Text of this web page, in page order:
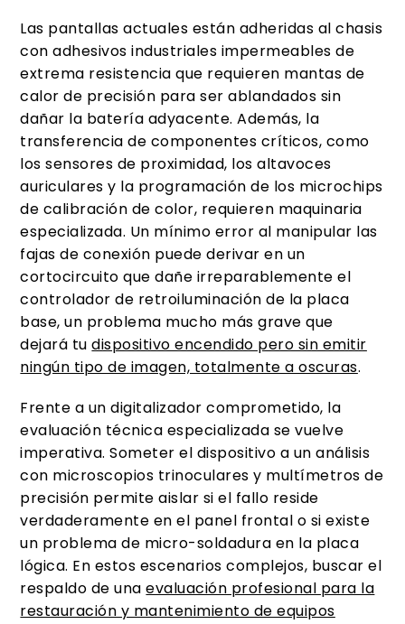
Las pantallas actuales están adheridas al chasis
con adhesivos industriales impermeables de
extrema resistencia que requieren mantas de
calor de precisión para ser ablandados sin
dañar la batería adyacente. Además, la
transferencia de componentes críticos, como
los sensores de proximidad, los altavoces
auriculares y la programación de los microchips
de calibración de color, requieren maquinaria
especializada. Un mínimo error al manipular las
fajas de conexión puede derivar en un
cortocircuito que dañe irreparablemente el
controlador de retroiluminación de la placa
base, un problema mucho más grave que
dejará tudispositivo encendido pero sin emitir
ningún tipo de imagen, totalmente a oscuras.
Frente a un digitalizador comprometido, la
evaluación técnica especializada se vuelve
imperativa. Someter el dispositivo a un análisis
con microscopios trinoculares y multímetros de
precisión permite aislar si el fallo reside
verdaderamente en el panel frontal o si existe
un problema de micro-soldadura en la placa
lógica. En estos escenarios complejos, buscar el
respaldo de unaevaluación profesional para la
restauración y mantenimiento de equipos